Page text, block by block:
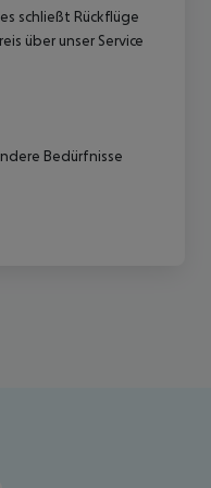
schließt Rückflüge
über unser Service
Bedürfnisse